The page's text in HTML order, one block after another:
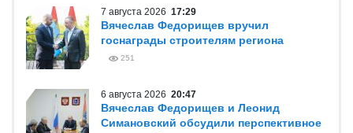
7 августа 2026 17:29
Вячеслав Федорищев вручил
госнаграды строителям региона
251
6 августа 2026 20:47
Вячеслав Федорищев и Леонид
Симановский обсудили перспективное